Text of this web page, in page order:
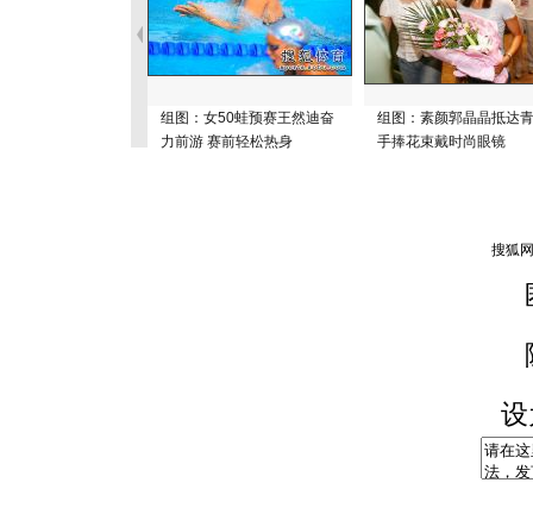
组图：女50蛙预赛王然迪奋
力前游 赛前轻松热身
组图：素颜郭晶晶抵达
手捧花束戴时尚眼镜